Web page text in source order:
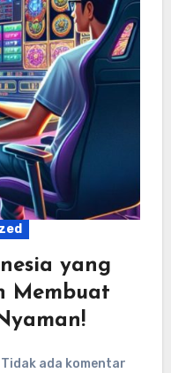
yang
Membuat
Tidak ada komentar